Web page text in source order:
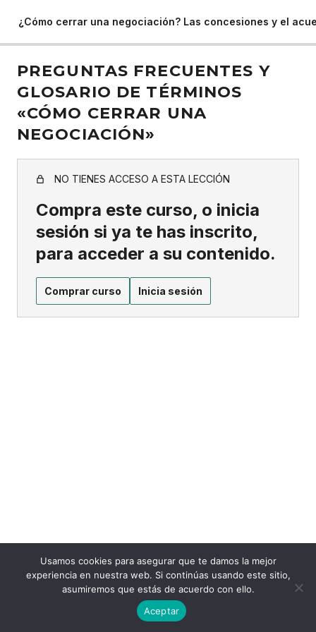
¿Cómo cerrar una negociación? Las concesiones y el
PREGUNTAS FRECUENTES Y
GLOSARIO DE TÉRMINOS
«CÓMO CERRAR UNA
NEGOCIACIÓN»
NO TIENES ACCESO A ESTA LECCIÓN
Compra este curso, o inicia
sesión si ya te has inscrito,
para acceder a su contenido.
Comprar curso Inicia sesión
Usamos cookies para asegurar que te damos la mejor
experiencia en nuestra web. Si continúas usando este sitio,
asumiremos que estás de acuerdo con ello.
Aceptar